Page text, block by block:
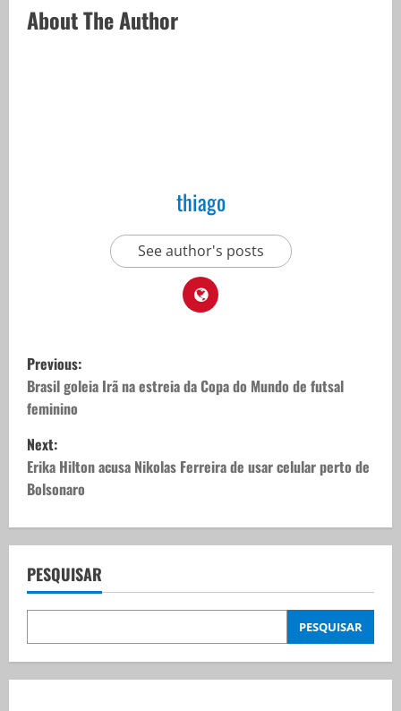
About The Author
thiago
See author's posts
P
o
s
t
n
a
v
i
g
Previous:
Brasil goleia Irã na estreia da Copa do Mundo de futsal
feminino
Next:
Erika Hilton acusa Nikolas Ferreira de usar celular perto de
Bolsonaro
PESQUISAR
PESQUISAR